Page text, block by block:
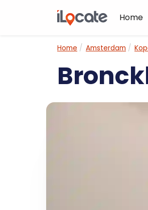
Home
Home Amsterdam